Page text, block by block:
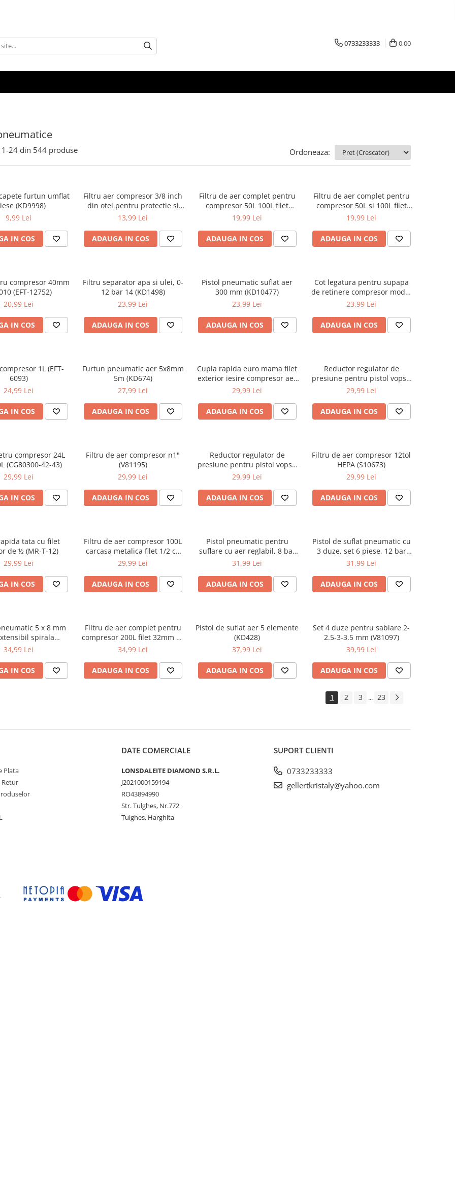
0733233333 0,00
1-24 din 544 produse Ordoneaza:
furtun umflat
(KD9998)
9,99 Lei
IN COS
Filtru aer compresor 3/8 inch
din otel pentru protectie si
filtrare aer (EFT-12727)
13,99 Lei
ADAUGA IN COS
Filtru de aer complet pentru
compresor 50L 100L filet
20mm cu element filtrant
19,99 Lei
ADAUGA IN COS
Filtru de aer complet pentru
compresor 50L si 100L filet
20mm cu element filtrant
19,99 Lei
ADAUGA IN COS
compresor 40mm
(EFT-12752)
20,99 Lei
IN COS
Filtru separator apa si ulei, 0-
12 bar 14 (KD1498)
23,99 Lei
ADAUGA IN COS
Pistol pneumatic suflat aer
300 mm (KD10477)
23,99 Lei
ADAUGA IN COS
Cot legatura pentru supapa
de retinere compresor model
V0.25/8 (M80689101)
23,99 Lei
ADAUGA IN COS
1L (EFT-
6093)
24,99 Lei
IN COS
Furtun pneumatic aer 5x8mm
5m (KD674)
27,99 Lei
ADAUGA IN COS
Cupla rapida euro mama filet
exterior iesire compresor aer
KD1301-KD1484-KD1483
29,99 Lei
ADAUGA IN COS
Reductor regulator de
presiune pentru pistol vopsit
pneumatic (TA130)
29,99 Lei
ADAUGA IN COS
compresor 24L
(CG80300-42-43)
29,99 Lei
IN COS
Filtru de aer compresor n1"
(V81195)
29,99 Lei
ADAUGA IN COS
Reductor regulator de
presiune pentru pistol vopsit
pneumatic (M806911)
29,99 Lei
ADAUGA IN COS
Filtru de aer compresor 12tol
HEPA (S10673)
29,99 Lei
ADAUGA IN COS
tata cu filet
exterior de ½ (MR-T-12)
29,99 Lei
IN COS
Filtru de aer compresor 100L
carcasa metalica filet 1/2 cu
insertie hartie (M8069062)
29,99 Lei
ADAUGA IN COS
Pistol pneumatic pentru
suflare cu aer reglabil, 8 bar
(KD5788)
31,99 Lei
ADAUGA IN COS
Pistol de suflat pneumatic cu
3 duze, set 6 piese, 12 bar
(TA102)
31,99 Lei
ADAUGA IN COS
5 x 8 mm
spirala
(WDS2154)
34,99 Lei
IN COS
Filtru de aer complet pentru
compresor 200L filet 32mm cu
element filtrant inclus
34,99 Lei
ADAUGA IN COS
Pistol de suflat aer 5 elemente
(KD428)
37,99 Lei
ADAUGA IN COS
Set 4 duze pentru sablare 2-
2.5-3-3.5 mm (V81097)
39,99 Lei
ADAUGA IN COS
1 2 3 ... 23
Plata
Retur
DATE COMERCIALE
LONSDALEITE DIAMOND S.R.L.
J2021000159194
RO43894990
Str. Tulghes, Nr.772
Tulghes, Harghita
SUPORT CLIENTI
0733233333
gellertkristaly@yahoo.com